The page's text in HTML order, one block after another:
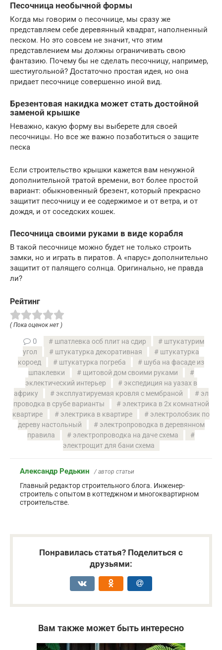
Песочница необычной формы
Когда мы говорим о песочнице, мы сразу же
представляем себе деревянный квадрат, наполненный
песком. Но это совсем не значит, что этим
представлением мы должны ограничивать свою
фантазию. Почему бы не сделать песочницу, например,
шестиугольной? Достаточно простая идея, но она
придает песочнице совершенно иной вид.
Брезентовая накидка может стать достойной
заменой крышке
Неважно, какую форму вы выберете для своей
песочницы. Но все же важно позаботиться о защите
песка
Если строительство крышки кажется вам ненужной
дополнительной тратой времени, вот более простой
вариант: обыкновенный брезент, который прекрасно
защитит песочницу и ее содержимое и от ветра, и от
дождя, и от соседских кошек.
Песочница своими руками в виде корабля
В такой песочнице можно будет не только строить
замки, но и играть в пиратов. А «парус» дополнительно
защитит от палящего солнца. Оригинально, не правда
ли?
Рейтинг
( Пока оценок нет )
0 шпатлевка осб плит на сдир
штукатурим
угол
штукатурка декоративная
штукатурка
короед
штукатурка погреба
шуба на фасаде из
шпаклевки
щитовой дом своими руками
эклектический интерьер
экспедиция на уазах в
африку
эксплуатируемая кровля с мембраной
эл
проводка в срубе варианты
электрика в 2х комнатной
квартире
электрика в квартире
электролобзик по
дереву настольный
электропроводка в деревянном
правила
электропроводка на даче схема
электрощит для бани схема
Александр Редькин / автор статьи
Главный редактор строительного блога. Инженер-
строитель с опытом в коттеджном и многоквартирном
строительстве.
Понравилась статья? Поделиться с
друзьями:
Вам также может быть интересно